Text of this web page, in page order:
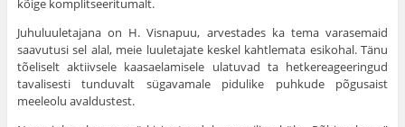
kõige komplitseeritumalt.
Juhuluuletajana on H. Visnapuu, arvestades ka tema varasemaid
saavutusi sel alal, meie luuletajate keskel kahtlemata esikohal. Tänu
tõeliselt aktiivsele kaasaelamisele ulatuvad ta hetkereageeringud
tavalisesti tunduvalt sügavamale pidulike puhkude põgusaist
meeleolu avaldustest.